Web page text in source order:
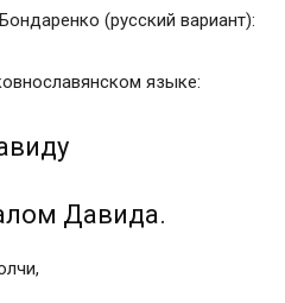
(русский вариант):
языке:
Давида.